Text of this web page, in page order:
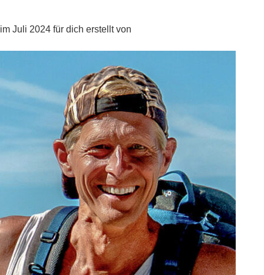
im Juli 2024 für dich erstellt von